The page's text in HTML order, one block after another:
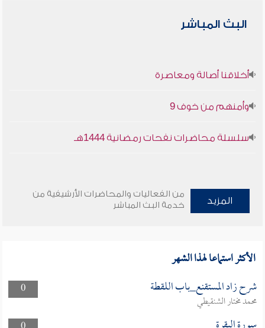
البث المباشر
أخلاقنا أصالة ومعاصرة
وأمنهم من خوف 9
سلسلة محاضرات نفحات رمضانية 1444هـ
المزيد
من الفعاليات والمحاضرات الأرشيفية من
خدمة البث المباشر
الأكثر استماعا لهذا الشهر
0 شرح زاد المستقنع_باب اللقطة
محمد مختار الشنقيطي